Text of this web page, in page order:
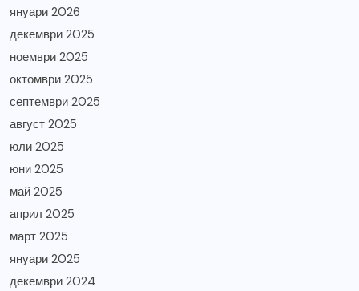
януари 2026
декември 2025
ноември 2025
октомври 2025
септември 2025
август 2025
юли 2025
юни 2025
май 2025
април 2025
март 2025
януари 2025
декември 2024